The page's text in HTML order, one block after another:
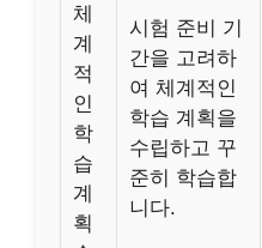
체
계
적
인
학
습
계
획
시험 준비 기
간을 고려하
여 체계적인
학습 계획을
수립하고 꾸
준히 학습합
니다.